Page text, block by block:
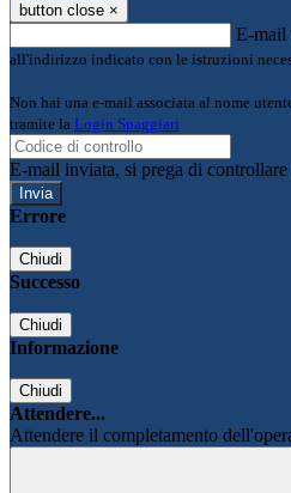
button close ×
E-mail
all'indirizzo indicato con le istruzioni
Non hai una e-mail associata al nome
tramite la Login Spaggiari
E-mail inviata, si prega di
Errore
Chiudi
Successo
Chiudi
Informazione
Chiudi
Attendere...
Attendere il completamento